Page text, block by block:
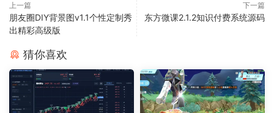
上一篇
朋友圈DIY背景图v1.1个性定制秀
出精彩高级版
下一篇
东方微课2.1.2知识付费系统源码
猜你喜欢